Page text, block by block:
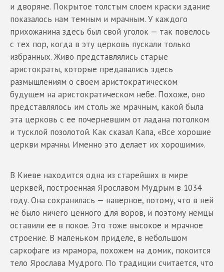
и дворяне. Покрытое толстым слоем краски здание
показалось нам темным и мрачным. У каждого
прихожанина здесь был свой уголок — так повелось
с тех пор, когда в эту церковь пускали только
избранных. Живо представлялись старые
аристократы, которые предавались здесь
размышлениям о своем аристократическом
будущем на аристократическом небе. Похоже, оно
представлялось им столь же мрачным, какой была
эта церковь с ее почерневшим от ладана потолком
и тусклой позолотой. Как сказал Капа, «Все хорошие
церкви мрачны. Именно это делает их хорошими».
В Киеве находится одна из старейших в мире
церквей, построенная Ярославом Мудрым в 1034
году. Она сохранилась — наверное, потому, что в ней
не было ничего ценного для воров, и поэтому немцы
оставили ее в покое. Это тоже высокое и мрачное
строение. В маленьком приделе, в небольшом
саркофаге из мрамора, похожем на домик, покоится
тело Ярослава Мудрого. По традиции считается, что